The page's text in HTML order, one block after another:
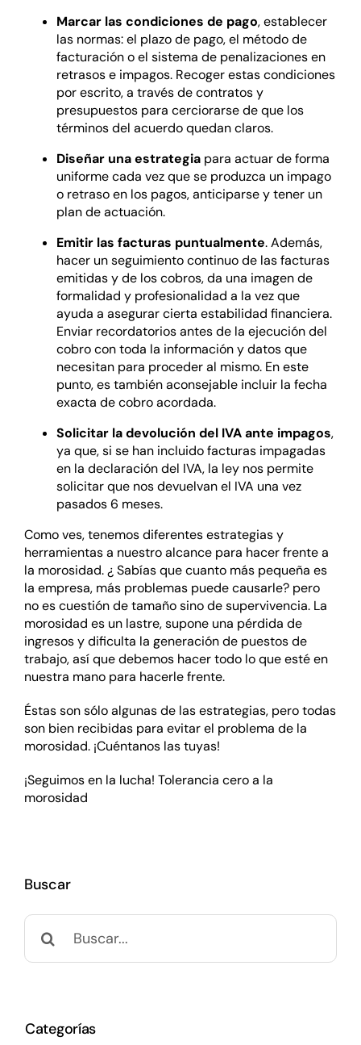
Marcar las condiciones de pago, establecer
las normas: el plazo de pago, el método de
facturación o el sistema de penalizaciones en
retrasos e impagos. Recoger estas condiciones
por escrito, a través de contratos y
presupuestos para cerciorarse de que los
términos del acuerdo quedan claros.
Diseñar una estrategiapara actuar de forma
uniforme cada vez que se produzca un impago
o retraso en los pagos, anticiparse y tener un
plan de actuación.
Emitir las facturas puntualmente. Además,
hacer un seguimiento continuo de las facturas
emitidas y de los cobros, da una imagen de
formalidad y profesionalidad a la vez que
ayuda a asegurar cierta estabilidad financiera.
Enviar recordatorios antes de la ejecución del
cobro con toda la información y datos que
necesitan para proceder al mismo. En este
punto, es también aconsejable incluir la fecha
exacta de cobro acordada.
Solicitar la devolución del IVA ante impagos,
ya que, si se han incluido facturas impagadas
en la declaración del IVA, la ley nos permite
solicitar que nos devuelvan el IVA una vez
pasados 6 meses.
Como ves, tenemos diferentes estrategias y
herramientas a nuestro alcance para hacer frente a
la morosidad. ¿ Sabías que cuanto más pequeña es
la empresa, más problemas puede causarle? pero
no es cuestión de tamaño sino de supervivencia. La
morosidad es un lastre, supone una pérdida de
ingresos y dificulta la generación de puestos de
trabajo, así que debemos hacer todo lo que esté en
nuestra mano para hacerle frente.
Éstas son sólo algunas de las estrategias, pero todas
son bien recibidas para evitar el problema de la
morosidad. ¡Cuéntanos las tuyas!
¡Seguimos en la lucha! Tolerancia cero a la
morosidad
Buscar
Buscar:
Categorías